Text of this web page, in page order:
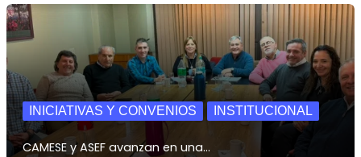
INICIATIVAS Y CONVENIOS INSTITUCIONAL
CAMESE y ASEF avanzan en una…